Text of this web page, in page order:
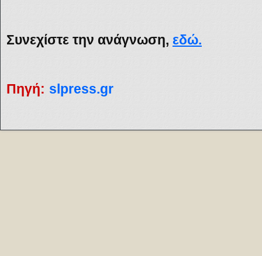
Συνεχίστε την ανάγνωση, εδώ.
Πηγή: slpress.gr